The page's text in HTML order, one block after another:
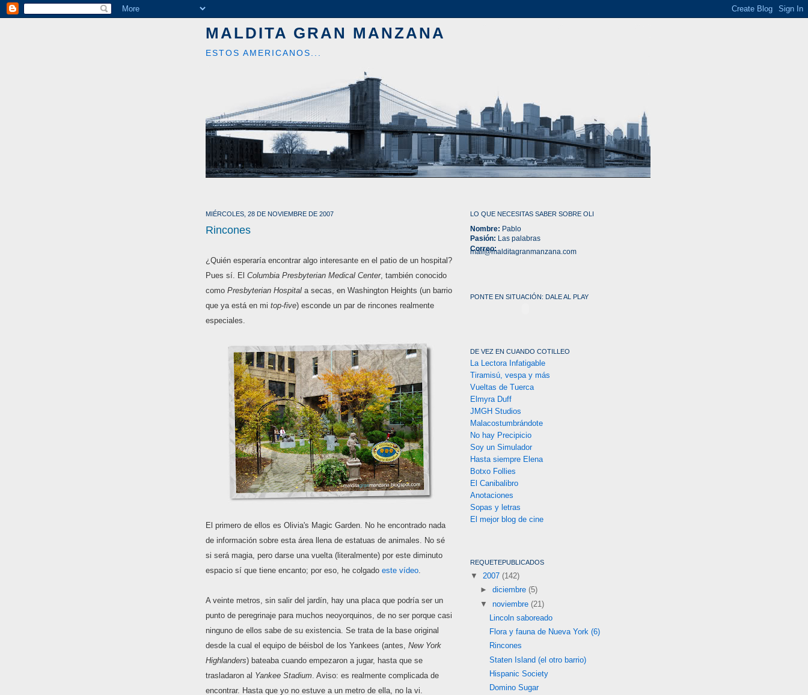
MALDITA GRAN MANZANA
ESTOS AMERICANOS...
MIÉRCOLES, 28 DE NOVIEMBRE DE 2007
Rincones
¿Quién esperaría encontrar algo interesante en el patio de un hospital?
Pues sí. El Columbia Presbyterian Medical Center, también conocido
como Presbyterian Hospital a secas, en Washington Heights (un barrio
que ya está en mi top-five) esconde un par de rincones realmente
especiales.
El primero de ellos es Olivia's Magic Garden. No he encontrado nada
de información sobre esta área llena de estatuas de animales. No sé
si será magia, pero darse una vuelta (literalmente) por este diminuto
espacio sí que tiene encanto; por eso, he colgado este vídeo.
A veinte metros, sin salir del jardín, hay una placa que podría ser un
punto de peregrinaje para muchos neoyorquinos, de no ser porque casi
ninguno de ellos sabe de su existencia. Se trata de la base original
desde la cual el equipo de béisbol de los Yankees (antes, New York
Highlanders) bateaba cuando empezaron a jugar, hasta que se
trasladaron al Yankee Stadium. Aviso: es realmente complicada de
encontrar. Hasta que yo no estuve a un metro de ella, no la vi.
LO QUE NECESITAS SABER SOBRE OLI
Nombre: Pablo
Pasión: Las palabras
Correo:
mail@malditagranmanzana.com
PONTE EN SITUACIÓN: DALE AL PLAY
DE VEZ EN CUANDO COTILLEO
La Lectora Infatigable
Tiramisú, vespa y más
Vueltas de Tuerca
Elmyra Duff
JMGH Studios
Malacostumbrándote
No hay Precipicio
Soy un Simulador
Hasta siempre Elena
Botxo Follies
El Canibalibro
Anotaciones
Sopas y letras
El mejor blog de cine
REQUETEPUBLICADOS
▼ 2007 (142)
► diciembre (5)
▼ noviembre (21)
Lincoln saboreado
Flora y fauna de Nueva York (6)
Rincones
Staten Island (el otro barrio)
Hispanic Society
Domino Sugar